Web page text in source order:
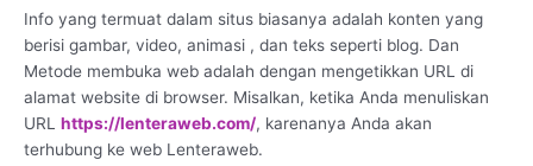
Info yang termuat dalam situs biasanya adalah konten yang
berisi gambar, video, animasi , dan teks seperti blog. Dan
Metode membuka web adalah dengan mengetikkan URL di
alamat website di browser. Misalkan, ketika Anda menuliskan
URL https://lenteraweb.com/, karenanya Anda akan
terhubung ke web Lenteraweb.